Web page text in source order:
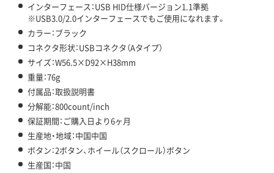
インターフェース：USB HID仕様バージョン1.1準拠
※USB3.0/2.0インターフェースでもご使用になれます。
カラー：ブラック
コネクタ形状：USBコネクタ（Aタイプ）
サイズ：W56.5×D92×H38mm
重量：76g
付属品：取扱説明書
分解能：800count/inch
保証期間：ご購入日より6ヶ月
生産地・地域：中国中国
ボタン：2ボタン、ホイール（スクロール）ボタン
生産国：中国